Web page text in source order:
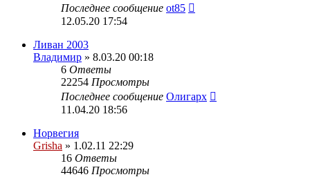
Последнее сообщение ot85
12.05.20 17:54
Ливан 2003
Владимир » 8.03.20 00:18
6 Ответы
22254 Просмотры
Последнее сообщение Олигарх
11.04.20 18:56
Норвегия
Grisha » 1.02.11 22:29
16 Ответы
44646 Просмотры